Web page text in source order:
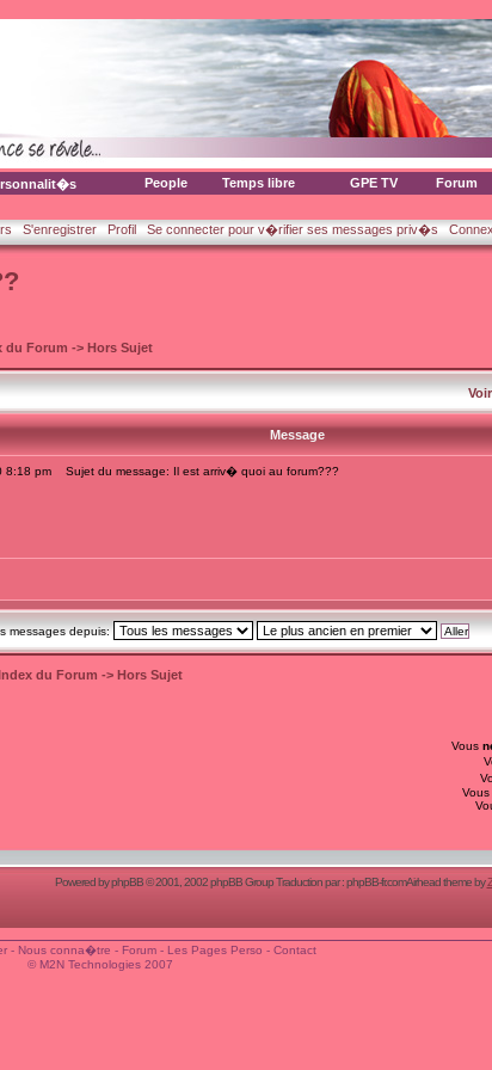
People Temps libre GPE TV Forum
S'enregistrer Profil Se connecter pour v�rifier ses messages priv�s
du Forum -> Hors Sujet
Message
8:18 pm Sujet du message: Il est arriv� quoi au forum???
messages depuis:
du Forum -> Hors Sujet
Vous
Vous
Powered byphpBB© 2001, 2002 phpBB Group Traduction par :phpBB-fr.comAirhead theme by
- Nous conna�tre - Forum- Les Pages Perso - Contact
© M2N Technologies 2007